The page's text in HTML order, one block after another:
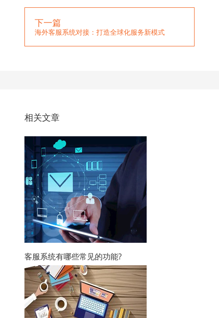
下一篇
海外客服系统对接：打造全球化服务新模式
相关文章
客服系统有哪些常见的功能?